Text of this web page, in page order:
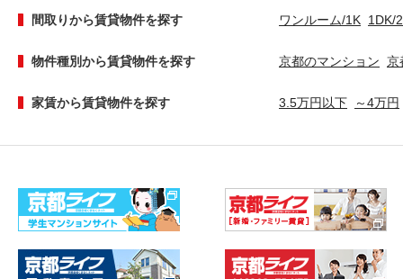
間取りから賃貸物件を探す ワンルーム/1K 1DK/
物件種別から賃貸物件を探す 京都のマンション 京
家賃から賃貸物件を探す 3.5万円以下 ～4万円